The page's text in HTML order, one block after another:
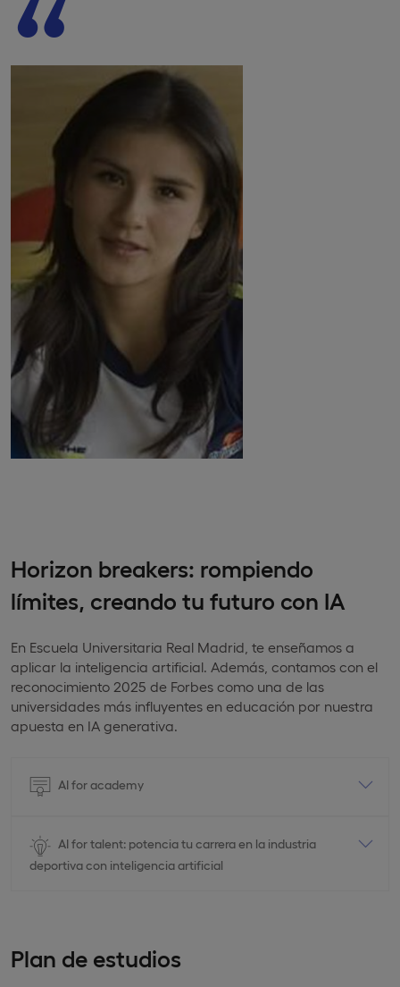
Horizon breakers: rompiendo
límites, creando tu futuro con IA
En Escuela Universitaria Real Madrid, te enseñamos a
aplicar la inteligencia artificial. Además, contamos con el
reconocimiento 2025 de Forbes como una de las
universidades más influyentes en educación por nuestra
apuesta en IA generativa.
AI for academy
AI for talent: potencia tu carrera en la industria
deportiva con inteligencia artificial
Plan de estudios